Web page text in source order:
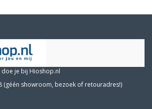
je bij Hioshop.nl
(géén showroom, bezoek of retouradres!)